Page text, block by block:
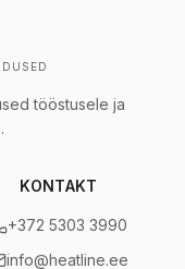
tööstusele ja
KONTAKT
+372 5303 3990
info@heatline.ee